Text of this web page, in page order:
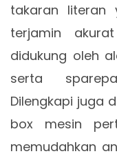
takaran literan
terjamin
didukung oleh
serta
Dilengkapi juga
box mesin
memudahkan